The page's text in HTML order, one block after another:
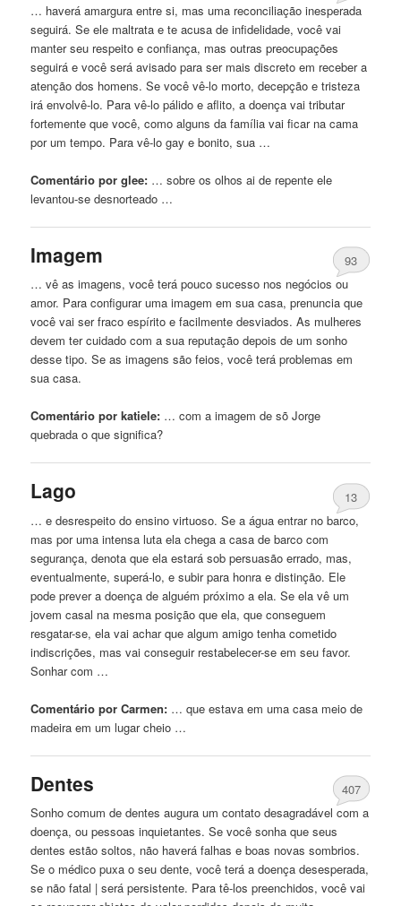
… haverá amargura entre si, mas uma reconciliação inesperada
seguirá. Se ele maltrata e te acusade infidelidade, você vai
manter seu respeito e confiança, mas outras preocupações
seguirá e você será avisado para ser mais discreto em receber a
atenção dos homens. Se você vê-lo morto, decepção e tristeza
irá envolvê-lo. Para vê-lo pálido e aflito, a doença vai tributar
fortemente que você, como alguns da família vai ficar na cama
por um tempo. Para vê-lo gay e bonito, sua …
Comentário por glee: … sobre os olhos aide repente ele
levantou-se desnorteado …
Imagem
93
… vê as imagens, você terá pouco sucesso nos negócios ou
amor. Para configurar uma imagem em suacasa, prenuncia que
você vai ser fraco espírito e facilmente desviados. As mulheres
devem ter cuidado com a sua reputação depoisde um sonho
desse tipo. Se as imagens são feios, você terá problemas em
suacasa.
Comentário por katiele: … com a imagemde sõ Jorge
quebrada o que significa?
Lago
13
… e desrespeito do ensino virtuoso. Se a água entrar no barco,
mas por uma intensa luta ela chega acasa de barco com
segurança, denota que ela estará sob persuasão errado, mas,
eventualmente, superá-lo, e subir para honra e distinção. Ele
pode prever a doençade alguém próximo a ela. Se ela vê um
jovem casal na mesma posição que ela, que conseguem
resgatar-se, ela vai achar que algum amigo tenha cometido
indiscrições, mas vai conseguir restabelecer-se em seu favor.
Sonhar com …
Comentário por Carmen: … que estava em umacasa meiode
madeira em um lugar cheio …
Dentes
407
Sonho comumde dentes augura um contato desagradável com a
doença, ou pessoas inquietantes. Se você sonha que seus
dentes estão soltos, não haverá falhas e boas novas sombrios.
Se o médico puxa o seu dente, você terá a doença desesperada,
se não fatal | será persistente. Para tê-los preenchidos, você vai